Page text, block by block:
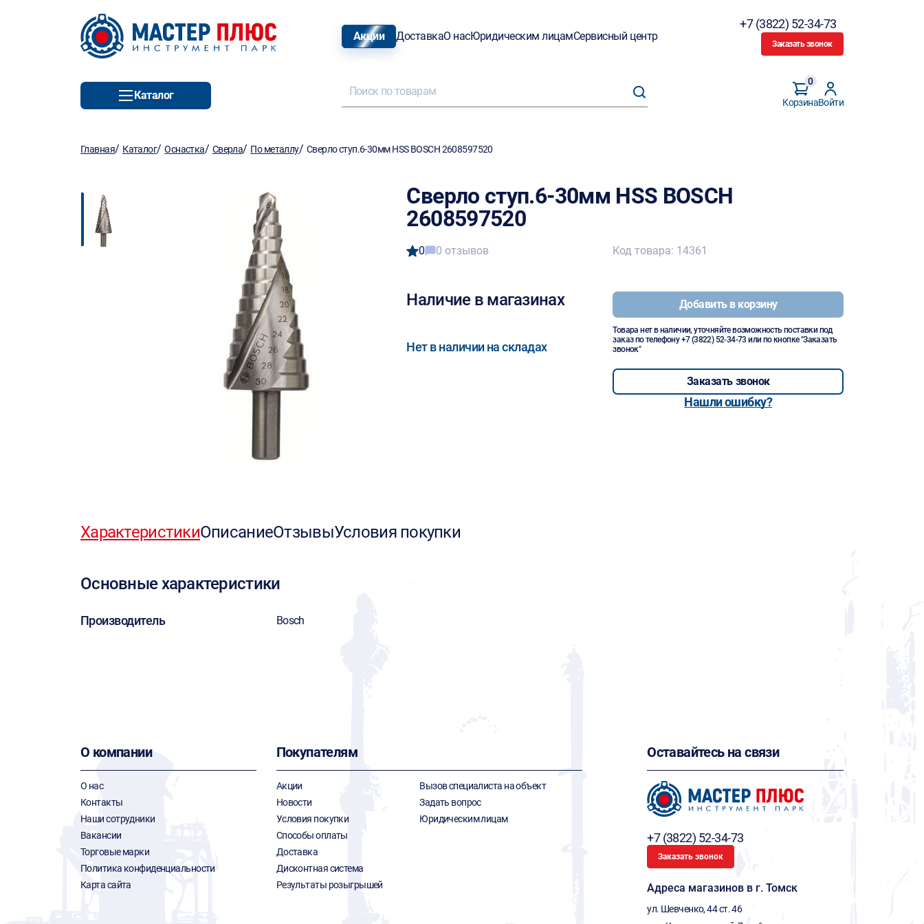
Акции ДоставкаО насЮридическим лицамСервисный центр
+7 (3822) 52-34-73
Заказать звонок
Каталог
Корзина
0
Войти
Главная/ Каталог/Оснастка/ Сверла/ По металлу/ Сверло ступ.6-30мм HSS BOSCH 2608597520
Сверло ступ.6-30мм HSS BOSCH
2608597520
0 0 отзывов
Наличие в магазинах
Нет в наличии на складах
Код товара: 14361
Добавить в корзину
Товара нет в наличии, уточняйте возможность поставки под
заказ по телефону+7 (3822) 52-34-73 или по кнопке "Заказать
звонок"
Заказать звонок
Нашли ошибку?
ХарактеристикиОписаниеОтзывыУсловия покупки
Основные характеристики
Производитель Bosch
О компании
О нас
Контакты
Наши сотрудники
Вакансии
Торговые марки
Политика конфиденциальности
Карта сайта
Покупателям
Акции
Новости
Условия покупки
Способы оплаты
Доставка
Дисконтная система
Результаты розыгрышей
Вызов специалиста на объект
Задать вопрос
Юридическим лицам
Оставайтесь на связи
+7 (3822) 52-34-73
Заказать звонок
Адреса магазинов в г. Томск
ул. Шевченко, 44 ст. 46